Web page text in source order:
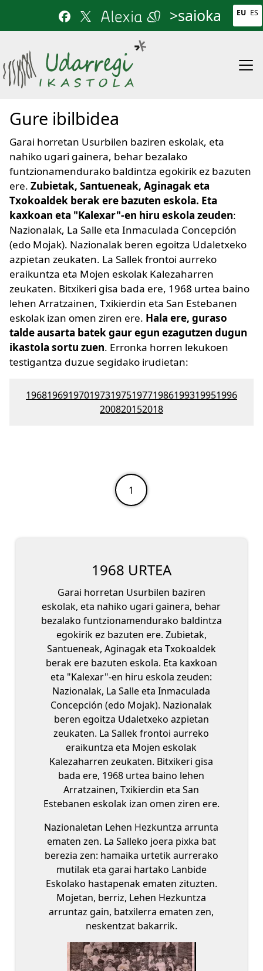
>saioka EU ES
Gure ibilbidea
Garai horretan Usurbilen baziren eskolak, eta
nahiko ugari gainera, behar bezalako
funtzionamendurako baldintza egokirik ez bazuten
ere.Zubietak, Santueneak, Aginagak eta
Txokoaldek berak ere bazuten eskola. Eta
kaxkoan eta "Kalexar"-en hiru eskola zeuden:
Nazionalak, La Salle eta Inmaculada Concepción
(edo Mojak). Nazionalak beren egoitza Udaletxeko
azpietan zeukaten. La Sallek frontoi aurreko
eraikuntza eta Mojen eskolak Kalezaharren
zeukaten. Bitxikeri gisa bada ere, 1968 urtea baino
lehen Arratzainen, Txikierdin eta San Estebanen
eskolak izan omen ziren ere. Hala ere, guraso
talde ausarta batek gaur egun ezagutzen dugun
ikastola sortu zuen. Erronka horren lekukoen
testigantza duzue segidako irudietan:
1968196919701973197519771986199319951996
200820152018
1968 URTEA
Garai horretan Usurbilen baziren
eskolak, eta nahiko ugari gainera, behar
bezalako funtzionamendurako baldintza
egokirik ez bazuten ere. Zubietak,
Santueneak, Aginagak eta Txokoaldek
berak ere bazuten eskola. Eta kaxkoan
eta "Kalexar"-en hiru eskola zeuden:
Nazionalak, La Salle eta Inmaculada
Concepción (edo Mojak). Nazionalak
beren egoitza Udaletxeko azpietan
zeukaten. La Sallek frontoi aurreko
eraikuntza eta Mojen eskolak
Kalezaharren zeukaten. Bitxikeri gisa
bada ere, 1968 urtea baino lehen
Arratzainen, Txikierdin eta San
Estebanen eskolak izan omen ziren ere.
Nazionaletan Lehen Hezkuntza arrunta
ematen zen. La Salleko joera pixka bat
berezia zen: hamaika urtetik aurrerako
mutilak eta garai hartako Lanbide
Eskolako hastapenak ematen zituzten.
Mojetan, berriz, Lehen Hezkuntza
arruntaz gain, batxilerra ematen zen,
neskentzat bakarrik.